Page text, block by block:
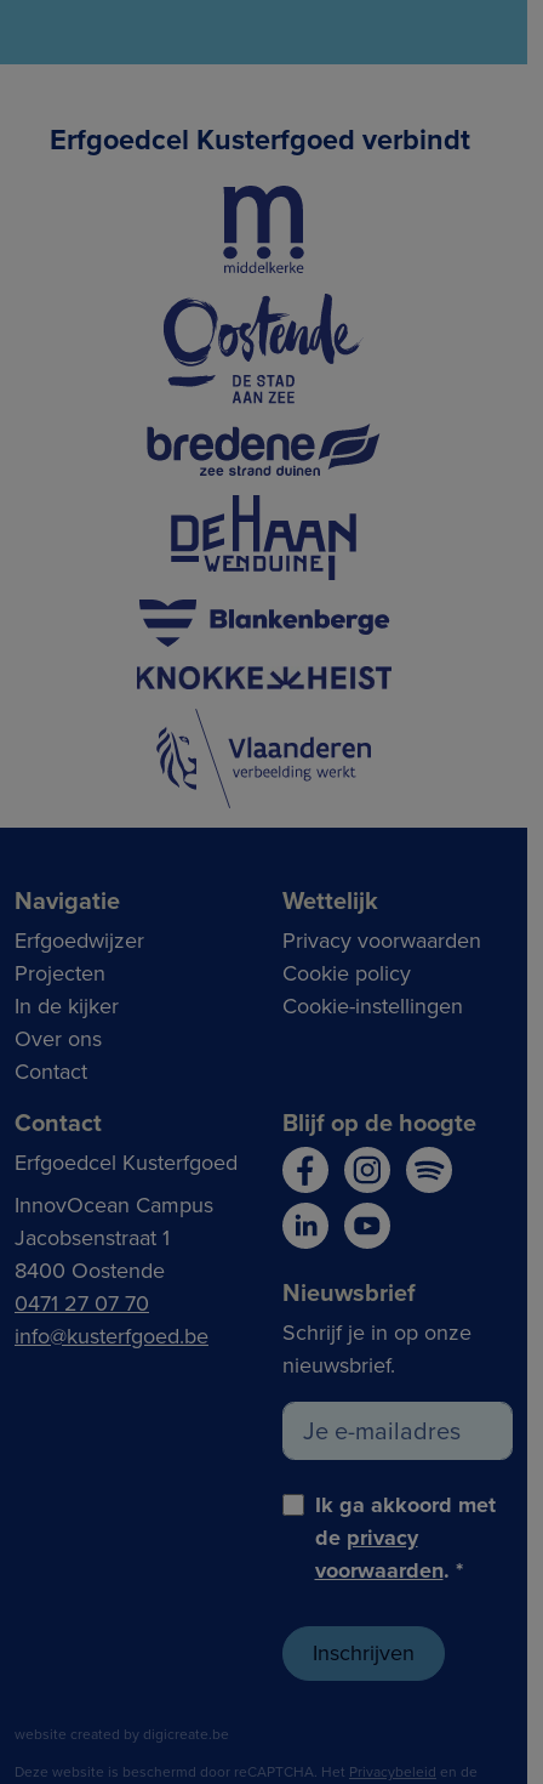
Erfgoedcel Kusterfgoed verbindt
Navigatie
Erfgoedwijzer
Projecten
In de kijker
Over ons
Contact
Wettelijk
Privacy voorwaarden
Cookie policy
Cookie-instellingen
Contact
Erfgoedcel Kusterfgoed
InnovOcean Campus
Jacobsenstraat 1
8400 Oostende
0471 27 07 70
info@kusterfgoed.be
Blijf op de hoogte
Nieuwsbrief
Schrijf je in op onze
nieuwsbrief.
Ik ga akkoord met
de privacy
voorwaarden. *
website created by digicreate.be
Deze website is beschermd door reCAPTCHA. Het Privacybeleid en de